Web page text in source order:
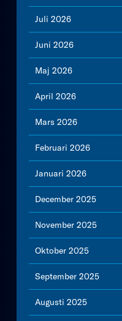
Juli 2026
Juni 2026
Maj 2026
April 2026
Mars 2026
Februari 2026
Januari 2026
December 2025
November 2025
Oktober 2025
September 2025
Augusti 2025